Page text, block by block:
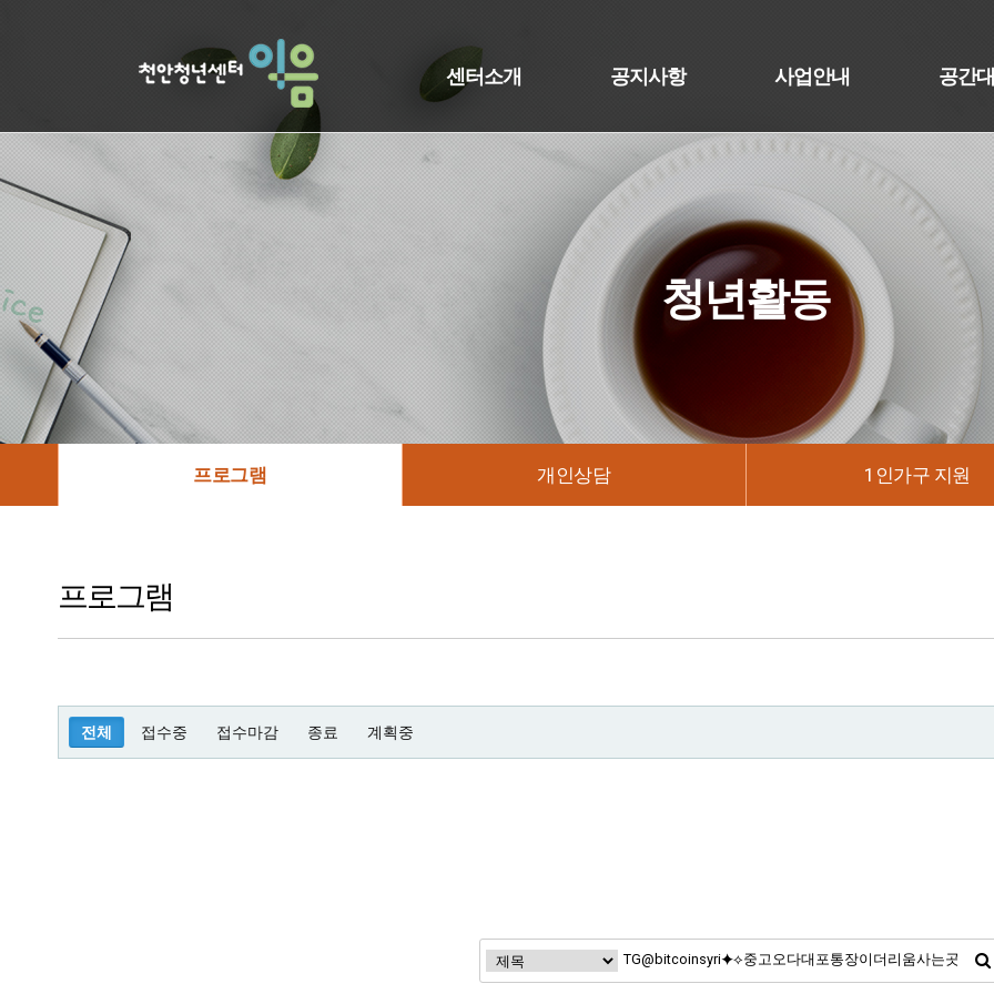
센터소개 공지사항 사업안내 공간
청년활동
프로그램 개인상담 1인가구 지원
프로그램
전체 접수중 접수마감 종료 계획중